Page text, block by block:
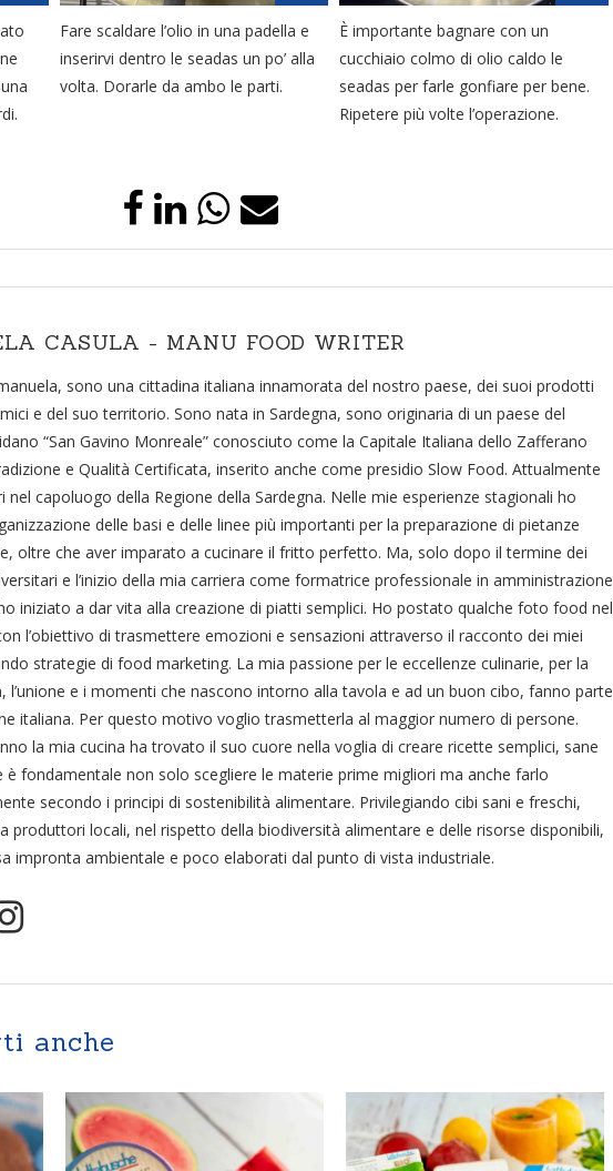
Fare scaldare l’olio in una padella e
inserirvi dentro le seadas un po’ alla
volta. Dorarle da ambo le parti.
È importante bagnare con un
cucchiaio colmo di olio caldo le
seadas per farle gonfiare per bene.
Ripetere più volte l’operazione.
CASULA - MANU FOOD WRITER
sono una cittadina italiana innamorata del nostro paese, dei suoi prodotti
e del suo territorio. Sono nata in Sardegna, sono originaria di un paese del
“San Gavino Monreale” conosciuto come la Capitale Italiana dello Zafferano
e Qualità Certificata, inserito anche come presidio Slow Food. Attualmente
nel capoluogo della Regione della Sardegna. Nelle mie esperienze stagionali ho
delle basi e delle linee più importanti per la preparazione di pietanze
oltre che aver imparato a cucinare il fritto perfetto. Ma, solo dopo il termine dei
e l’inizio della mia carriera come formatrice professionale in amministrazione
iniziato a dar vita alla creazione di piatti semplici. Ho postato qualche foto food nel
l’obiettivo di trasmettere emozioni e sensazioni attraverso il racconto dei miei
strategie di food marketing. La mia passione per le eccellenze culinarie, per la
l’unione e i momenti che nascono intorno alla tavola e ad un buon cibo, fanno parte
italiana. Per questo motivo voglio trasmetterla al maggior numero di persone.
la mia cucina ha trovato il suo cuore nella voglia di creare ricette semplici, sane
è fondamentale non solo scegliere le materie prime migliori ma anche farlo
secondo i principi di sostenibilità alimentare. Privilegiando cibi sani e freschi,
produttori locali, nel rispetto della biodiversità alimentare e delle risorse disponibili,
impronta ambientale e poco elaborati dal punto di vista industriale.
anche